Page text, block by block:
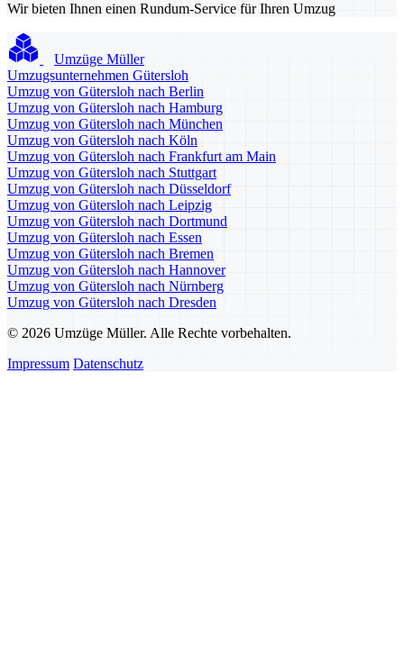
Wir bieten Ihnen einen Rundum-Service für Ihren Umzug
Umzüge Müller
Umzugsunternehmen Gütersloh
Umzug von Gütersloh nach Berlin
Umzug von Gütersloh nach Hamburg
Umzug von Gütersloh nach München
Umzug von Gütersloh nach Köln
Umzug von Gütersloh nach Frankfurt am Main
Umzug von Gütersloh nach Stuttgart
Umzug von Gütersloh nach Düsseldorf
Umzug von Gütersloh nach Leipzig
Umzug von Gütersloh nach Dortmund
Umzug von Gütersloh nach Essen
Umzug von Gütersloh nach Bremen
Umzug von Gütersloh nach Hannover
Umzug von Gütersloh nach Nürnberg
Umzug von Gütersloh nach Dresden
© 2026 Umzüge Müller. Alle Rechte vorbehalten.
Impressum Datenschutz